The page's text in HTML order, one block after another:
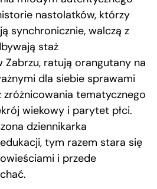
nastolatków, którzy
synchronicznie, walczą z
staż
ratują orangutany na
dla siebie sprawami
zróżnicowania tematycznego
wiekowy i parytet płci.
dziennikarka
tym razem stara się
i przede